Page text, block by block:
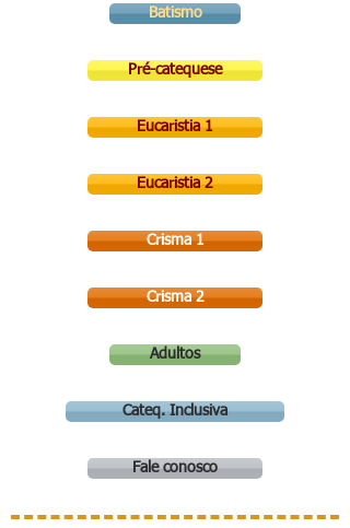
Batismo
Pré-catequese
Eucaristia 1
Eucaristia 2
Crisma 1
Crisma 2
Adultos
Cateq. Inclusiva
Fale conosco